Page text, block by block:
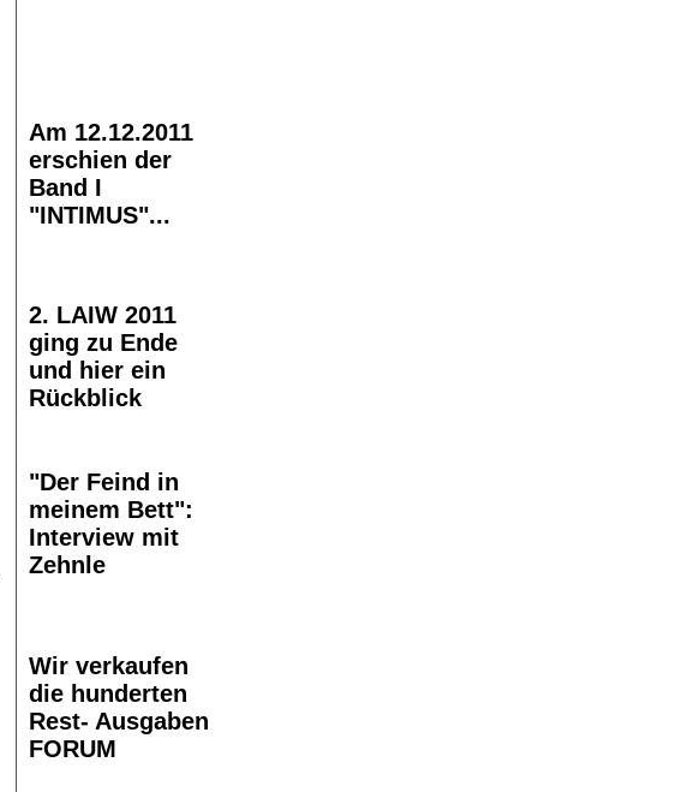
Am 12.12.2011
erschien der
Band I
"INTIMUS"...
2. LAIW 2011
ging zu Ende
und hier ein
Rückblick
"Der Feind in
meinem Bett":
Interview mit
Zehnle
Wir verkaufen
die hunderten
Rest- Ausgaben
FORUM